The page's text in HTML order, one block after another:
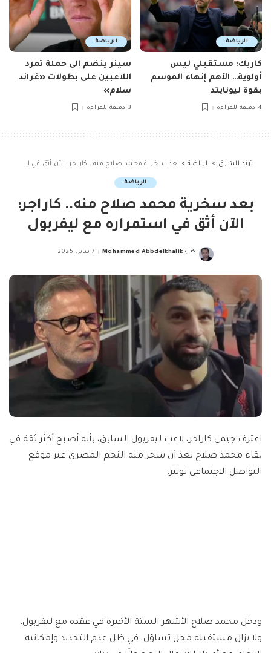
الرياضة
كاريك: مستقبلي ليس
أولوية… الأهم إنهاء الموسم
بقوة ليونايتد
4 دقيقة للقراءة
الرياضة
سينر ينضم إلى حملة تمرد
اللاعبين على بطولات «غراند
سلام»
3 دقيقة للقراءة
ترند الشرق > الرياضة> بعد سخرية محمد صلاح منه.. كاراجر: الآن أثق في استمراره مع ليفربول
الرياضة
بعد سخرية محمد صلاح منه.. كاراجر:
الآن أثق في استمراره مع ليفربول
Posted
كتب Mohammed Abbdelkhalik 7 يناير، 2025
اعترف جيمي كاراجر، لاعب ليفربول السابق، بأنه أصبح أكثر ثقة في
بقاء محمد صلاح بعد أن سخر منه النجم المصري عبر موقع
التواصل الاجتماعي تويتر.
ودخل محمد صلاح الأشهر الستة الأخيرة في عقده مع ليفربول،
ولا يزال مستقبله محل تساؤل، في ظل عدم التجديد وإمكانية